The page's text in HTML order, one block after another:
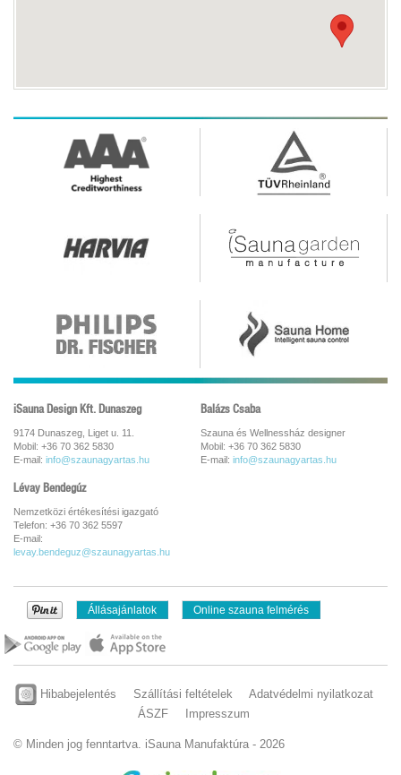
iSauna Design Kft. Dunaszeg
9174 Dunaszeg, Liget u. 11.
Mobil: +36 70 362 5830
E-mail: info@szaunagyartas.hu
Balázs Csaba
Szauna és Wellnessház designer
Mobil: +36 70 362 5830
E-mail: info@szaunagyartas.hu
Lévay Bendegúz
Nemzetközi értékesítési igazgató
Telefon: +36 70 362 5597
E-mail:
levay.bendeguz@szaunagyartas.hu
Állásajánlatok Online szauna felmérés
Hibabejelentés Szállítási feltételek
Adatvédelmi nyilatkozat
ÁSZF
Impresszum
© Minden jog fenntartva. iSauna Manufaktúra - 2026